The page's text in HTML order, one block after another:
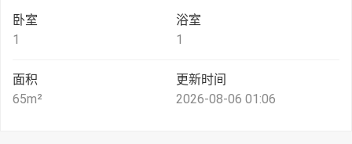
卧室
1
浴室
1
面积
65m²
更新时间
2026-08-06 01:06